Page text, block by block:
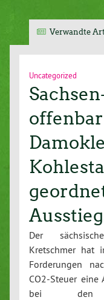
Verwandte
Uncategorized
Der
Kretschmer hat
Forderungen
CO2-Steuer
bei den